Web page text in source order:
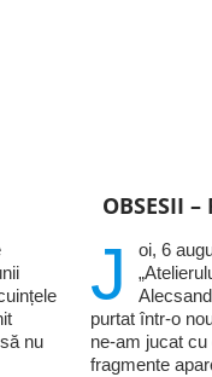
nu
OBSESII
J
oi, 6
purtat într-o
ne-am jucat
fragmente